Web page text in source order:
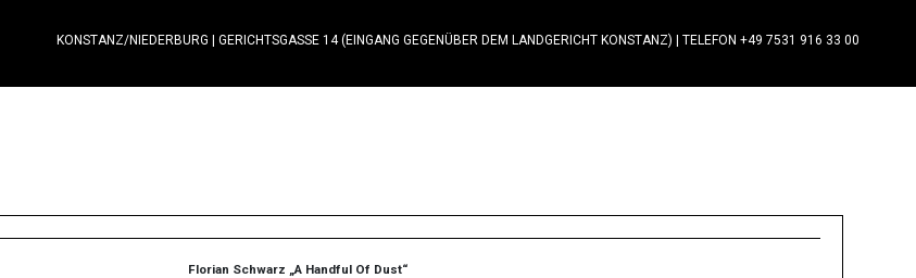
KONSTANZ/NIEDERBURG GERICHTSGASSE 14 (EINGANG GEGENÜBER DEM LANDGERICHT KONSTANZ) TELEFON +49 7531 916 33 00
Florian Schwarz „A Handful Of Dust“